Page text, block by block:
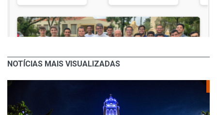
NOTÍCIAS MAIS VISUALIZADAS